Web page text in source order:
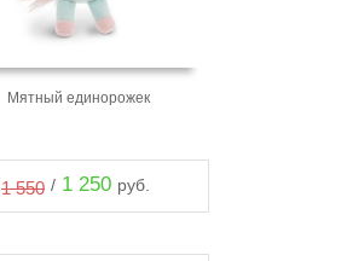
Мятный единорожек
1 550 / 1 250 руб.